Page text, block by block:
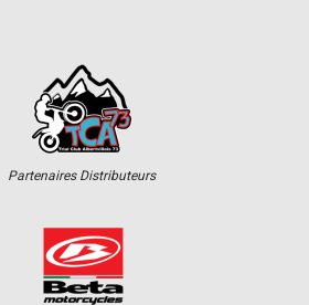
Partenaires Distributeurs